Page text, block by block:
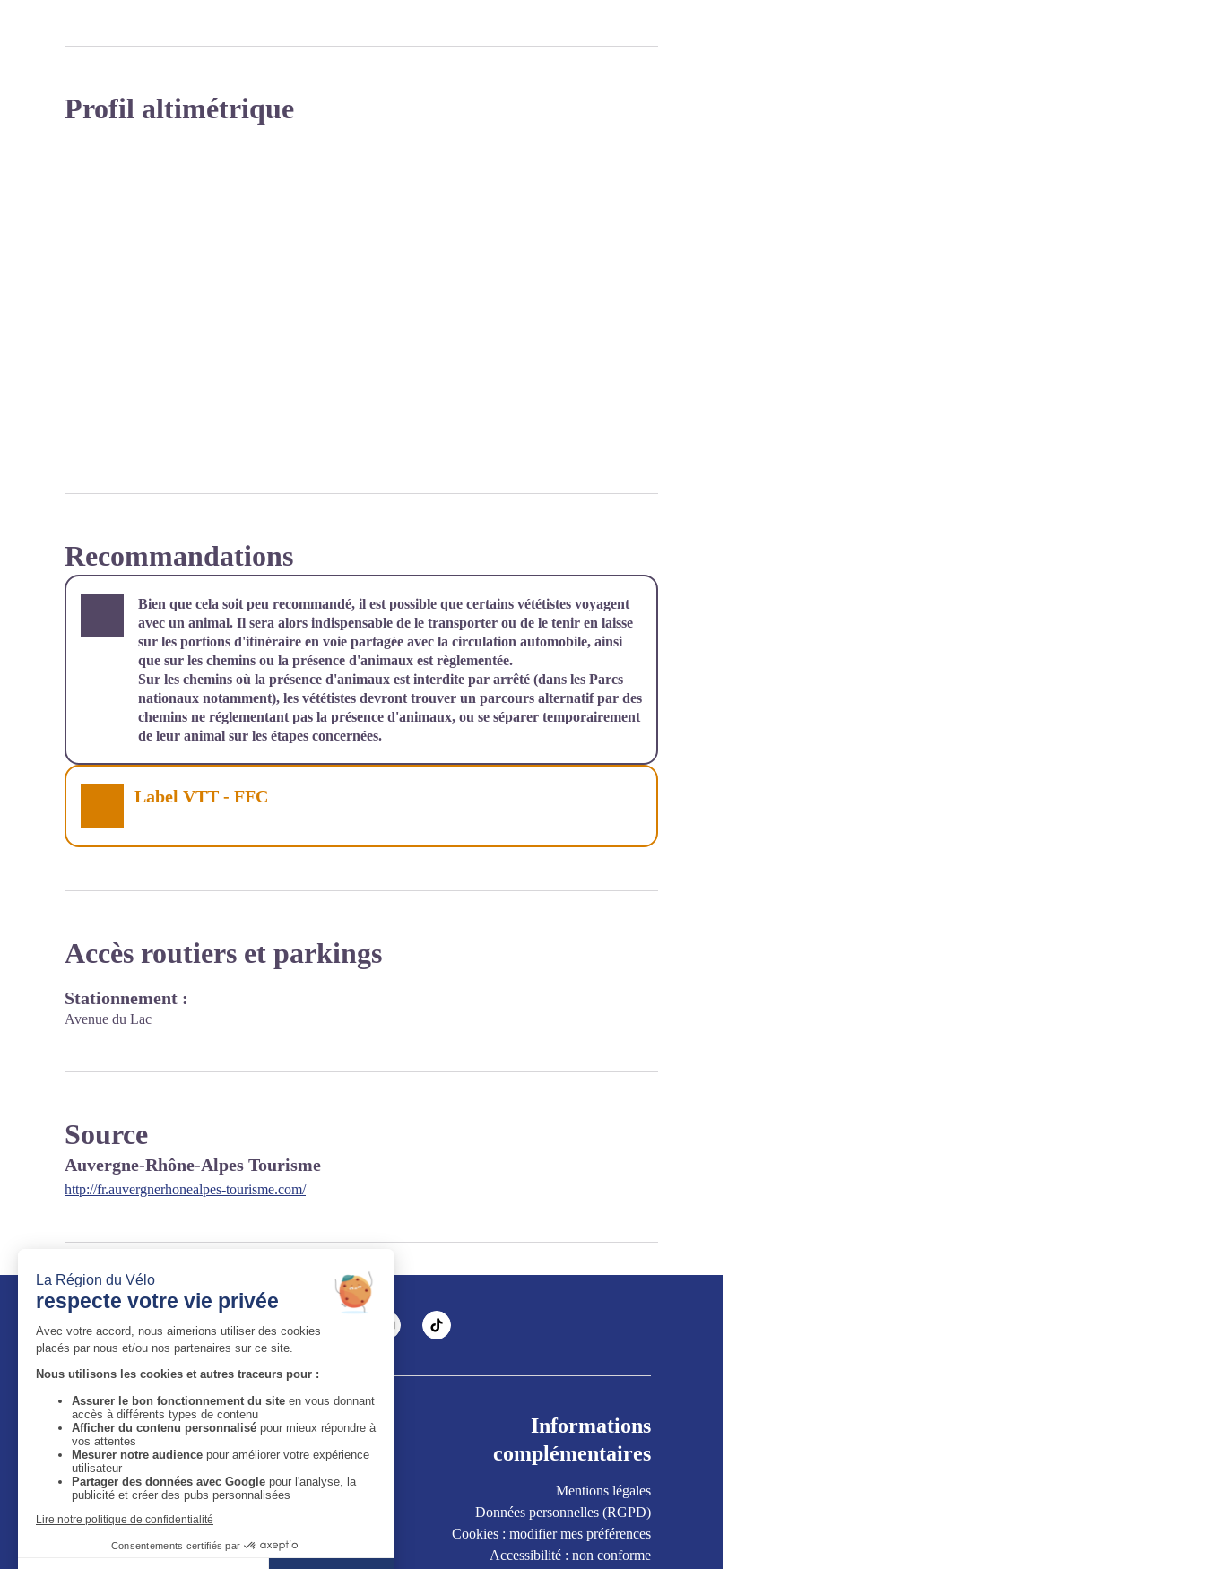
Profil altimétrique
Recommandations
Bien que cela soit peu recommandé, il est possible que certains vététistes voyagent
avec un animal. Il sera alors indispensable de le transporter ou de le tenir en laisse
sur les portions d'itinéraire en voie partagée avec la circulation automobile, ainsi
que sur les chemins ou la présence d'animaux est règlementée.
Sur les chemins où la présence d'animaux est interdite par arrêté (dans les Parcs
nationaux notamment), les vététistes devront trouver un parcours alternatif par des
chemins ne réglementant pas la présence d'animaux, ou se séparer temporairement
de leur animal sur les étapes concernées.
Label VTT - FFC
Accès routiers et parkings
Stationnement :
Avenue du Lac
Source
Auvergne-Rhône-Alpes Tourisme
http://fr.auvergnerhonealpes-tourisme.com/
Auvergne-Rhône-Alpes Tourisme
11 bis quai Perrache - 69002 Lyon
59 boulevard Léon Jouhaux - 63050 Clermont-Ferrand
Cedex 2
Informations
complémentaires
Mentions légales
Données personnelles (RGPD)
Cookies : modifier mes préférences
Accessibilité : non conforme